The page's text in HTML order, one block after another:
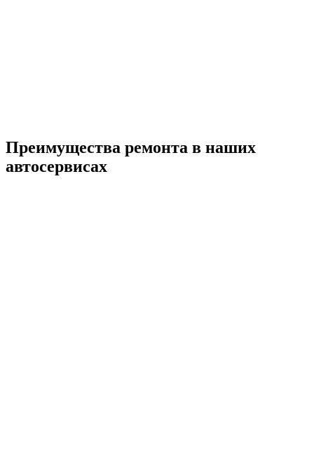
Преимущества ремонта в наших
автосервисах